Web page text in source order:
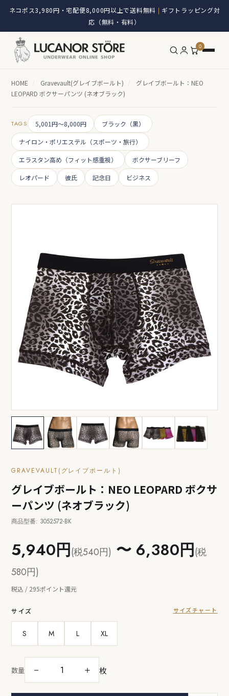
ネコポス3,980円・宅配便8,000円以上で送料無料 | ギフトラッピング対
応（無料・有料）
0
HOME / Gravevault(グレイブボールト) /
グレイブボールト：NEO
LEOPARD ボクサーパンツ (ネオブラック)
TAGS 5,001円～8,000円 ブラック（黒）
ナイロン・ポリエステル（スポーツ・旅行）
エラスタン高め（フィット感重視） ボクサーブリーフ
レオパード 彼氏 記念日 ビジネス
GRAVEVAULT(グレイブボールト)
グレイブボールト：NEO LEOPARD ボクサ
ーパンツ (ネオブラック)
商品型番: 3052572-BK
5,940円(税540円) 〜 6,380円(税
580円)
税込 / 295ポイント還元
サイズ サイズチャート
S M L XL
数量 － ＋ 枚